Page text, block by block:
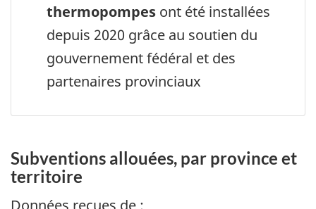
thermopompes ont été installées
depuis 2020 grâce au soutien du
gouvernement fédéral et des
partenaires provinciaux
Subventions allouées, par province et
territoire